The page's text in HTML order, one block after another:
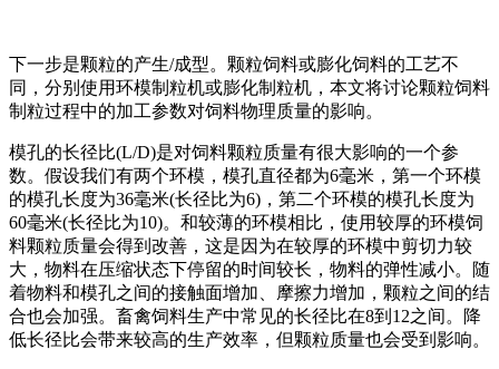
下一步是颗粒的产生/成型。颗粒饲料或膨化饲料的工艺不
同，分别使用环模制粒机或膨化制粒机，本文将讨论颗粒饲料
制粒过程中的加工参数对饲料物理质量的影响。
模孔的长径比(L/D)是对饲料颗粒质量有很大影响的一个参
数。假设我们有两个环模，模孔直径都为6毫米，第一个环模
的模孔长度为36毫米(长径比为6)，第二个环模的模孔长度为
60毫米(长径比为10)。和较薄的环模相比，使用较厚的环模饲
料颗粒质量会得到改善，这是因为在较厚的环模中剪切力较
大，物料在压缩状态下停留的时间较长，物料的弹性减小。随
着物料和模孔之间的接触面增加、摩擦力增加，颗粒之间的结
合也会加强。畜禽饲料生产中常见的长径比在8到12之间。降
低长径比会带来较高的生产效率，但颗粒质量也会受到影响。